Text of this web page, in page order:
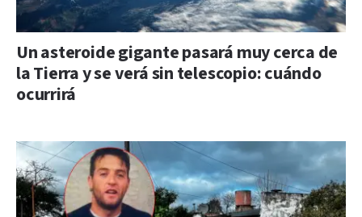
Un asteroide gigante pasará muy cerca de
la Tierra y se verá sin telescopio: cuándo
ocurrirá